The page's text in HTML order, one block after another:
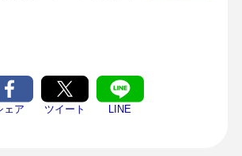
ェア ツイート LINE